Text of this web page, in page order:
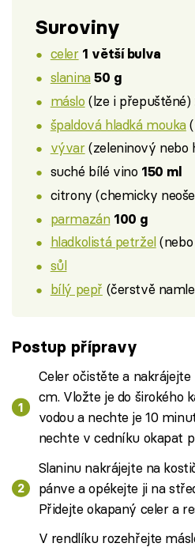
Suroviny
celer 1 větší bulva
slanina 50 g
máslo (lze i přepuštěné)
špaldová hladká mouka
vývar(zeleninový nebo
suché bílé vino 150 ml
citrony (chemicky
parmazán 100 g
hladkolistá petržel(nebo
sůl
bílý pepř (čerstvě
Postup přípravy
Celer očistěte a
cm. Vložte je do širokého
vodou a nechte je 10
nechte v cedníku okapat
Slaninu nakrájejte na
pánve a opékejte ji na
Přidejte okapaný celer a
V rendlíku rozehřejte